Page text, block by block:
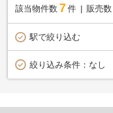
該当物件数 7件 販売数
駅で絞り込む
絞り込み条件： なし